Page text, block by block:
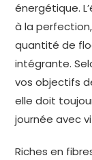
énergétique.
à la
quantité de
intégrante.
vos objectifs
elle doit
journée avec
Riches en